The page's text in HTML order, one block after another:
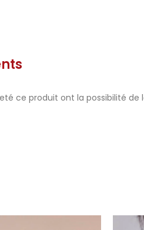
ce produit ont la possibilité de